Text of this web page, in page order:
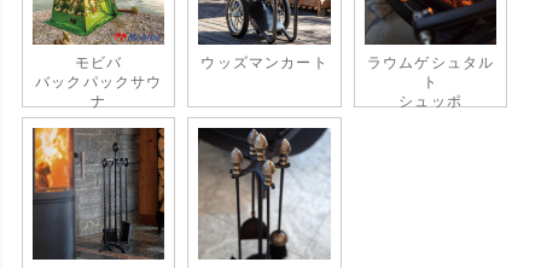
モビバ
バックパックサウ
ナ
ウッズマンカート
ラウムゲシュタル
ト
シュッポ